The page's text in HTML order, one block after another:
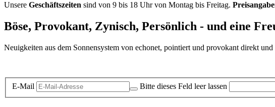
Unsere Geschäftszeiten sind von 9 bis 18 Uhr von Montag bis Freitag.
Böse, Provokant, Zynisch, Persönlich - und eine
Neuigkeiten aus dem Sonnensystem von echonet, pointiert und provokant direkt
E-Mail Bitte dieses Feld leer lassen